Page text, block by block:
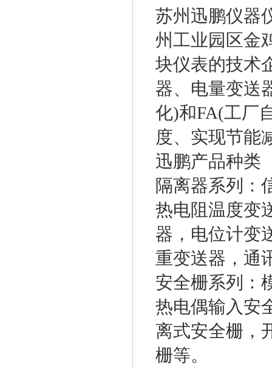
苏州迅鹏仪器
州工业园区金
块仪表的技术
器、电量变送
化)和FA(工厂
度、实现节能
迅鹏产品种类
隔离器系列：
热电阻温度变
器，电位计变
重变送器，通
安全栅系列：
热电偶输入安
离式安全栅，
栅等。